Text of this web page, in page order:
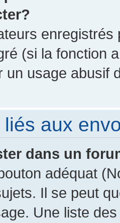
enregistrés
(si la fonction
un usage abusif
liés aux
dans un
adéquat
Il se peut
Une liste